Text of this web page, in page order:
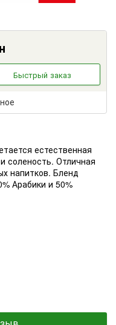
Быстрый заказ
естественная
соленость. Отличная
напитков. Бленд
Арабики и 50%